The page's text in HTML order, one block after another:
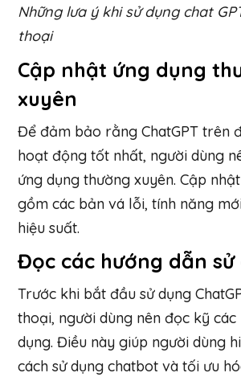
Những lưa ý khi sử dụng chat
thoại
Cập nhật ứng dụng
xuyên
Để đảm bảo rằng ChatGPT trên
hoạt động tốt nhất, người dùng
ứng dụng thường xuyên. Cập
gồm các bản vá lỗi, tính năng
hiệu suất.
Đọc các hướng dẫn sử
Trước khi bắt đầu sử dụng
thoại, người dùng nên đọc kỹ các
dụng. Điều này giúp người dùng
cách sử dụng chatbot và tối ưu